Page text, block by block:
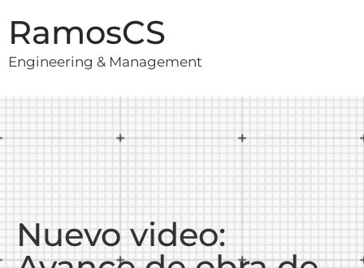
RamosCS
Engineering & Management
Nuevo video: